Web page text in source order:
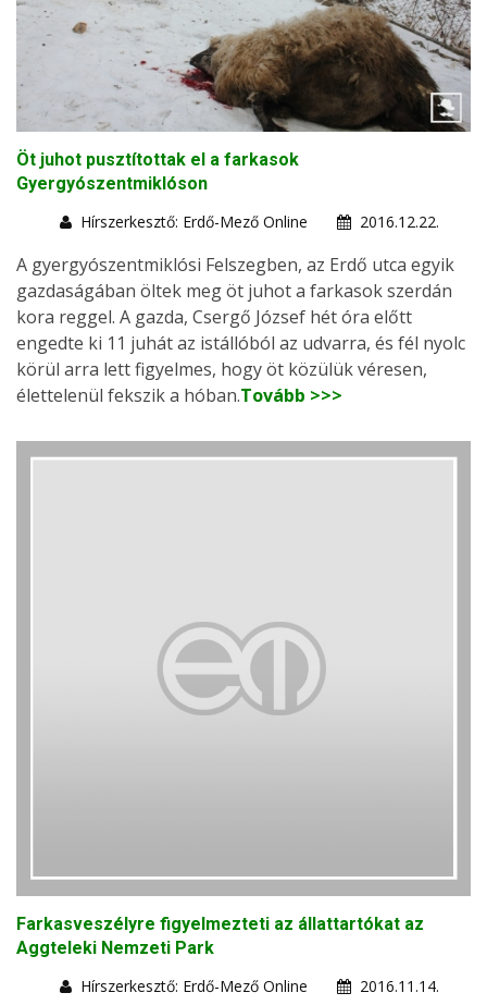
Öt juhot pusztítottak el a farkasok
Gyergyószentmiklóson
Hírszerkesztő: Erdő-Mező Online
2016.12.22.
A gyergyószentmiklósi Felszegben, az Erdő utca egyik
gazdaságában öltek meg öt juhot a farkasok szerdán
kora reggel. A gazda, Csergő József hét óra előtt
engedte ki 11 juhát az istállóból az udvarra, és fél nyolc
körül arra lett figyelmes, hogy öt közülük véresen,
élettelenül fekszik a hóban.Tovább >>>
Farkasveszélyre figyelmezteti az állattartókat az
Aggteleki Nemzeti Park
Hírszerkesztő: Erdő-Mező Online
2016.11.14.